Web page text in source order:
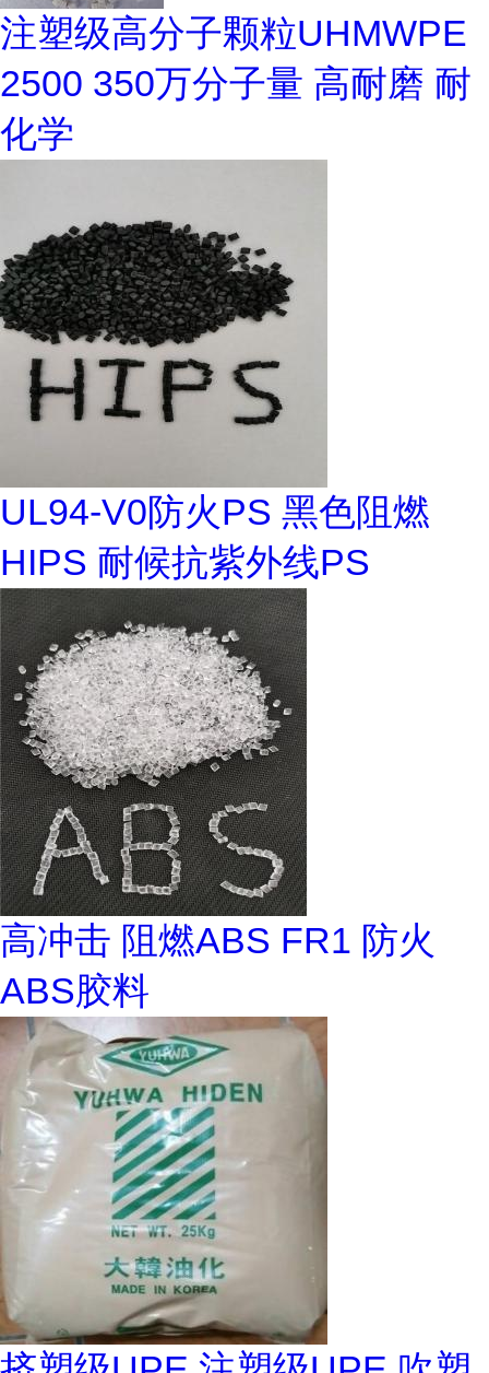
注塑级高分子颗粒UHMWPE
2500 350万分子量 高耐磨 耐
化学
UL94-V0防火PS 黑色阻燃
HIPS 耐候抗紫外线PS
高冲击 阻燃ABS FR1 防火
ABS胶料